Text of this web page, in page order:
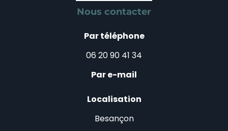
Nous contacter
Par téléphone
06 20 90 41 34
Par e-mail
Localisation
Besançon